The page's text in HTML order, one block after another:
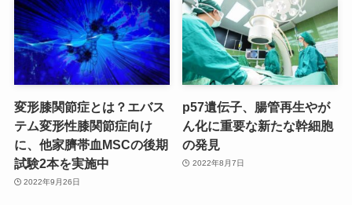
変形膝関節症とは？エバス
テム変形性膝関節症向け
に、他家臍帯血MSCの後期
試験2本を実施中
2022年9月26日
p57遺伝子、腸管再生やが
ん化に重要な新たな幹細胞
の発見
2022年8月7日